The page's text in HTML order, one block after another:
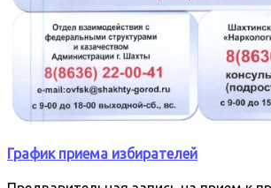
График приема избирателей